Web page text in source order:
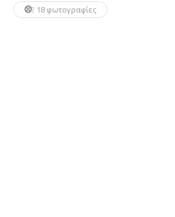
18 φωτογραφίες